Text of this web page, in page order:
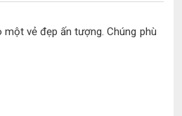
vẻ đẹp ấn tượng. Chúng phù